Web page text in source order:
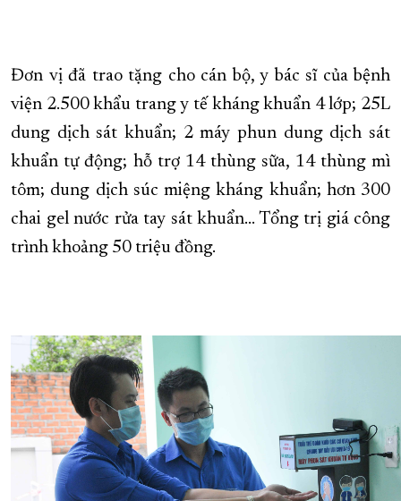
Đơn vị đã trao tặng cho cán bộ, y bác sĩ của bệnh
viện 2.500 khẩu trang y tế kháng khuẩn 4 lớp; 25L
dung dịch sát khuẩn; 2 máy phun dung dịch sát
khuẩn tự động; hỗ trợ 14 thùng sữa, 14 thùng mì
tôm; dung dịch súc miệng kháng khuẩn; hơn 300
chai gel nước rửa tay sát khuẩn... Tổng trị giá công
trình khoảng 50 triệu đồng.